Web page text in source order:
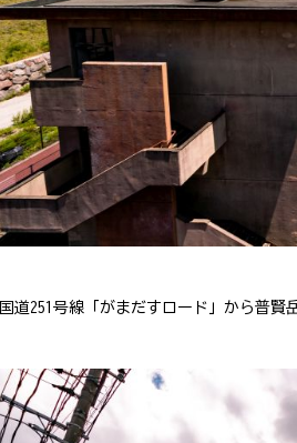
国道251号線「がまだすロード」から普賢